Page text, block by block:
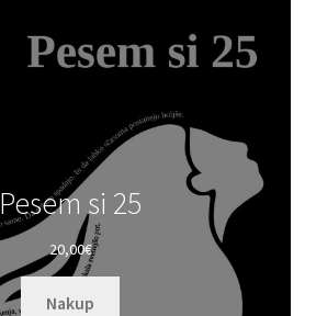
Pesem si 25
20,00€
Nakup